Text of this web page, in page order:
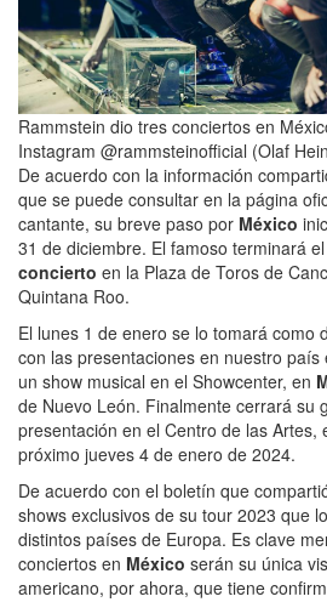
Rammstein dio tres conciertos en
Instagram @rammsteinofficial (Olaf
De acuerdo con la información
que se puede consultar en la página
cantante, su breve paso por México
31 de diciembre. El famoso terminará
concierto en la Plaza de Toros de
Quintana Roo.
El lunes 1 de enero se lo tomará como
con las presentaciones en nuestro
un show musical en el Showcenter, en
de Nuevo León. Finalmente cerrará su
presentación en el Centro de las Artes,
próximo jueves 4 de enero de 2024.
De acuerdo con el boletín que
shows exclusivos de su tour 2023 que
distintos países de Europa. Es clave
conciertos en México serán su única
americano, por ahora, que tiene